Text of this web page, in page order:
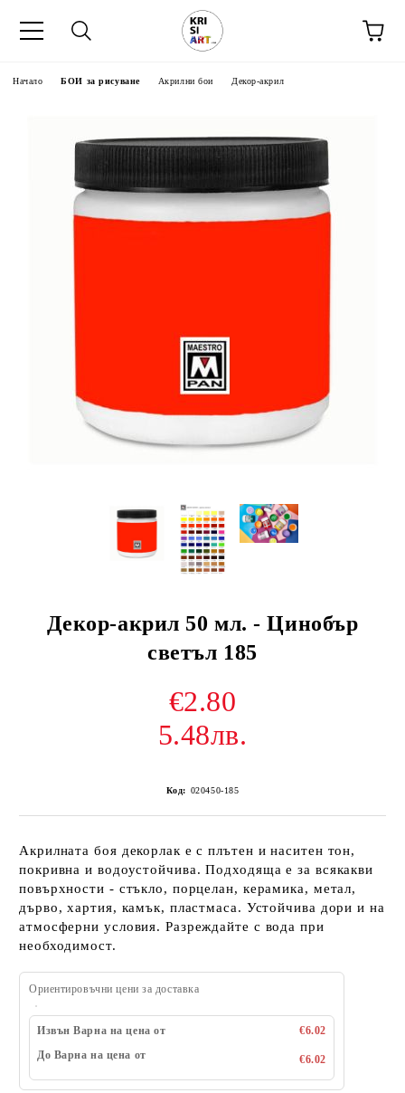
Начало БОИ за рисуване Акрилни бои Декор-акрил
Декор-акрил 50 мл. - Цинобър
светъл 185
€2.80
5.48лв.
Код: 020450-185
Акрилната боя декорлак е с плътен и наситен тон,
покривна и водоустойчива. Подходяща е за всякакви
повърхности - стъкло, порцелан, керамика, метал,
дърво, хартия, камък, пластмаса. Устойчива дори и на
атмосферни условия. Разреждайте с вода при
необходимост.
Ориентировъчни цени за доставка
Извън Варна на цена от
€6.02
До Варна на цена от
€6.02